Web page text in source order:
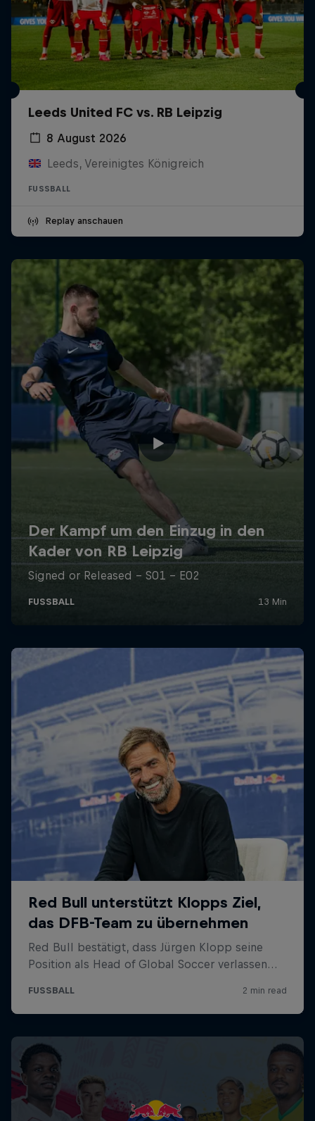
Leeds United FC vs. RB Leipzig
8 August 2026
Leeds, Vereinigtes Königreich
FUSSBALL
Replay anschauen